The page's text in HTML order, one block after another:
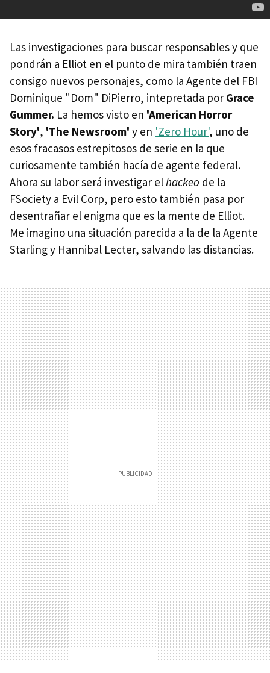
Las investigaciones para buscar responsables y que
pondrán a Elliot en el punto de mira también traen
consigo nuevos personajes, como la Agente del FBI
Dominique "Dom" DiPierro, intepretada por Grace
Gummer. La hemos visto en 'American Horror
Story', 'The Newsroom' y en 'Zero Hour', uno de
esos fracasos estrepitosos de serie en la que
curiosamente también hacía de agente federal.
Ahora su labor será investigar elhackeo de la
FSociety a Evil Corp, pero esto también pasa por
desentrañar el enigma que es la mente de Elliot.
Me imagino una situación parecida a la de la Agente
Starling y Hannibal Lecter, salvando las distancias.